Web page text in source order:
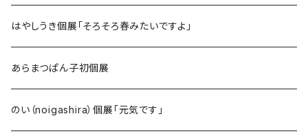
はやしうき個展「そろそろ春みたいですよ」
あらまつぱん子初個展
のい（noigashira）個展「元気です」